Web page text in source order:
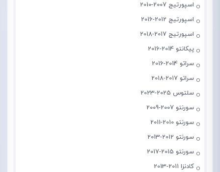
اسپورتیج 2007-2010
اسپورتیج 2012-2016
اسپورتیج 2017-2018
پیکانتو 2014-2016
سراتو 2014-2016
سراتو 2017-2018
سلتوس 2025-2023
سورنتو 2007-2009
سورنتو 2010-2011
سورنتو 2012-2013
سورنتو 2015-2017
کادنزا 2011-2013